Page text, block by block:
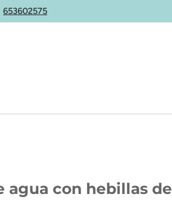
653602575
agua con hebillas de